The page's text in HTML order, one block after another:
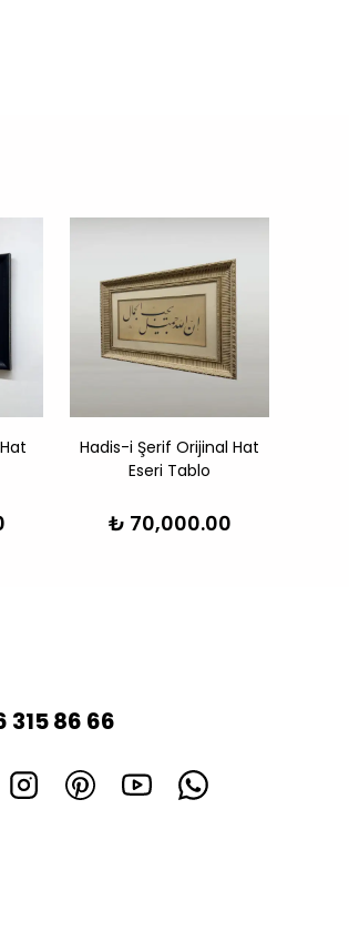
Hadis-i Şerif Orijinal Hat
Eseri Tablo
₺ 70,000.00
315 86 66